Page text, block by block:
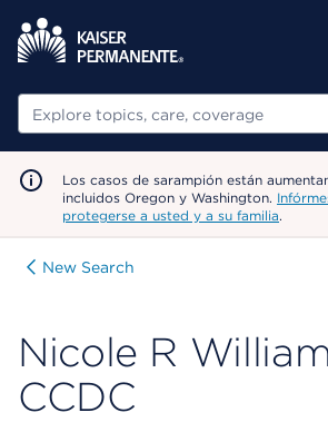
Buscar
Los casos de sarampión están
incluidos Oregon y Washington.
protegerse a usted y a su familia.
New Search
Nicole R
CCDC